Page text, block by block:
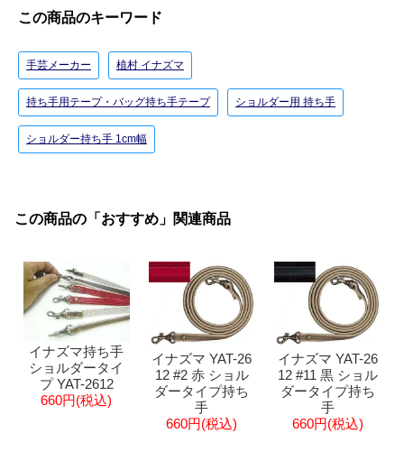
この商品のキーワード
手芸メーカー 植村 イナズマ
持ち手用テープ・バッグ持ち手テープ ショルダー用 持ち手
ショルダー持ち手 1cm幅
この商品の「おすすめ」関連商品
イナズマ持ち手
ショルダータイ
プ YAT-2612
660円(税込)
イナズマ YAT-26
12 #2 赤 ショル
ダータイプ持ち
手
660円(税込)
イナズマ YAT-26
12 #11 黒 ショル
ダータイプ持ち
手
660円(税込)